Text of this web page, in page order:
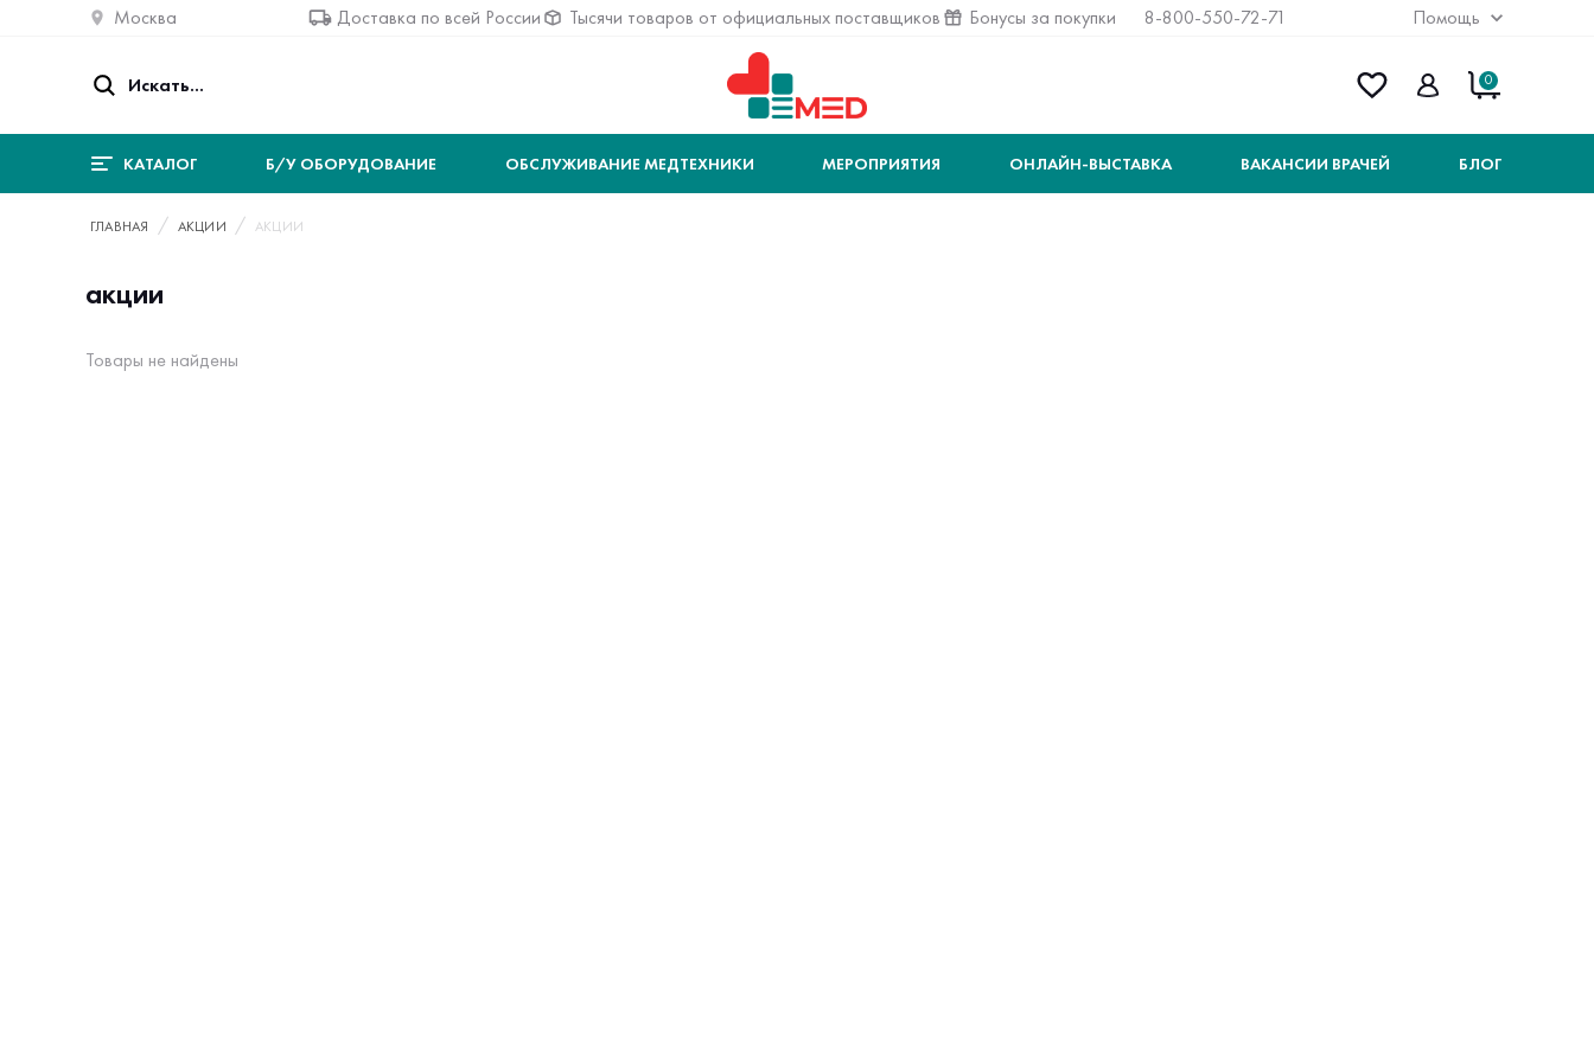
Москва Доставка по всей России Тысячи товаров от официальных поставщиков Бонусы за покупки 8-800-550-72-71 Помощь
0
КАТАЛОГ Б/У ОБОРУДОВАНИЕ ОБСЛУЖИВАНИЕ МЕДТЕХНИКИ МЕРОПРИЯТИЯ ОНЛАЙН-ВЫСТАВКА ВАКАНСИИ ВРАЧЕЙ БЛОГ
ГЛАВНАЯ АКЦИИ АКЦИИ
акции
Товары не найдены